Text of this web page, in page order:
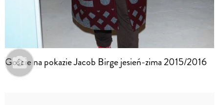
Goście na pokazie Jacob Birge jesień-zima 2015/2016